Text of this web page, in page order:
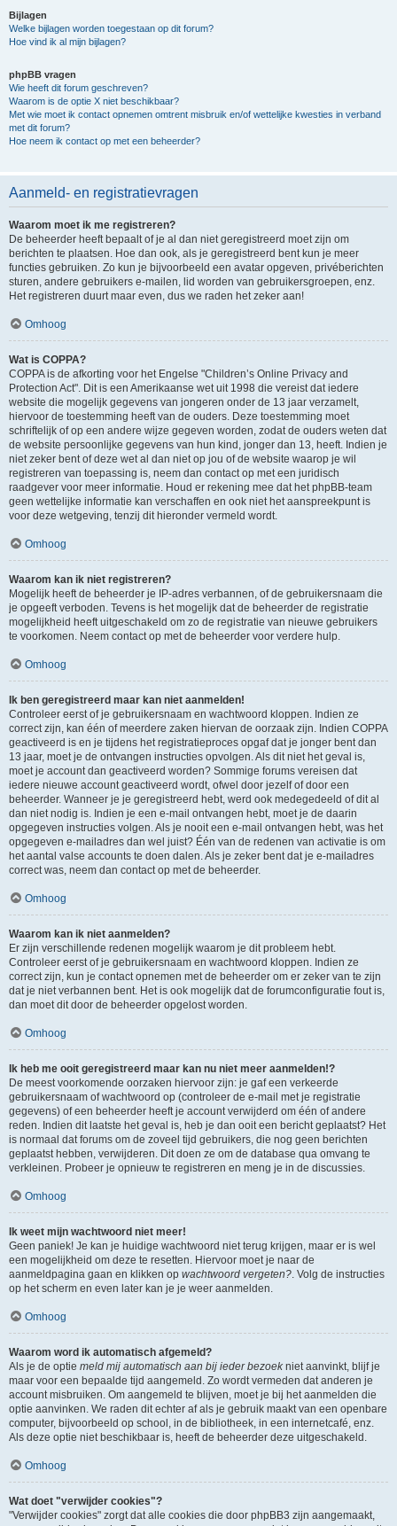
Bijlagen
Welke bijlagen worden toegestaan op dit forum?
Hoe vind ik al mijn bijlagen?
phpBB vragen
Wie heeft dit forum geschreven?
Waarom is de optie X niet beschikbaar?
Met wie moet ik contact opnemen omtrent misbruik en/of wettelijke kwesties in verband
met dit forum?
Hoe neem ik contact op met een beheerder?
Aanmeld- en registratievragen
Waarom moet ik me registreren?
De beheerder heeft bepaalt of je al dan niet geregistreerd moet zijn om
berichten te plaatsen. Hoe dan ook, als je geregistreerd bent kun je meer
functies gebruiken. Zo kun je bijvoorbeeld een avatar opgeven, privéberichten
sturen, andere gebruikers e-mailen, lid worden van gebruikersgroepen, enz.
Het registreren duurt maar even, dus we raden het zeker aan!
Omhoog
Wat is COPPA?
COPPA is de afkorting voor het Engelse "Children’s Online Privacy and
Protection Act". Dit is een Amerikaanse wet uit 1998 die vereist dat iedere
website die mogelijk gegevens van jongeren onder de 13 jaar verzamelt,
hiervoor de toestemming heeft van de ouders. Deze toestemming moet
schriftelijk of op een andere wijze gegeven worden, zodat de ouders weten dat
de website persoonlijke gegevens van hun kind, jonger dan 13, heeft. Indien je
niet zeker bent of deze wet al dan niet op jou of de website waarop je wil
registreren van toepassing is, neem dan contact op met een juridisch
raadgever voor meer informatie. Houd er rekening mee dat het phpBB-team
geen wettelijke informatie kan verschaffen en ook niet het aanspreekpunt is
voor deze wetgeving, tenzij dit hieronder vermeld wordt.
Omhoog
Waarom kan ik niet registreren?
Mogelijk heeft de beheerder je IP-adres verbannen, of de gebruikersnaam die
je opgeeft verboden. Tevens is het mogelijk dat de beheerder de registratie
mogelijkheid heeft uitgeschakeld om zo de registratie van nieuwe gebruikers
te voorkomen. Neem contact op met de beheerder voor verdere hulp.
Omhoog
Ik ben geregistreerd maar kan niet aanmelden!
Controleer eerst of je gebruikersnaam en wachtwoord kloppen. Indien ze
correct zijn, kan één of meerdere zaken hiervan de oorzaak zijn. Indien COPPA
geactiveerd is en je tijdens het registratieproces opgaf dat je jonger bent dan
13 jaar, moet je de ontvangen instructies opvolgen. Als dit niet het geval is,
moet je account dan geactiveerd worden? Sommige forums vereisen dat
iedere nieuwe account geactiveerd wordt, ofwel door jezelf of door een
beheerder. Wanneer je je geregistreerd hebt, werd ook medegedeeld of dit al
dan niet nodig is. Indien je een e-mail ontvangen hebt, moet je de daarin
opgegeven instructies volgen. Als je nooit een e-mail ontvangen hebt, was het
opgegeven e-mailadres dan wel juist? Één van de redenen van activatie is om
het aantal valse accounts te doen dalen. Als je zeker bent dat je e-mailadres
correct was, neem dan contact op met de beheerder.
Omhoog
Waarom kan ik niet aanmelden?
Er zijn verschillende redenen mogelijk waarom je dit probleem hebt.
Controleer eerst of je gebruikersnaam en wachtwoord kloppen. Indien ze
correct zijn, kun je contact opnemen met de beheerder om er zeker van te zijn
dat je niet verbannen bent. Het is ook mogelijk dat de forumconfiguratie fout is,
dan moet dit door de beheerder opgelost worden.
Omhoog
Ik heb me ooit geregistreerd maar kan nu niet meer aanmelden!?
De meest voorkomende oorzaken hiervoor zijn: je gaf een verkeerde
gebruikersnaam of wachtwoord op (controleer de e-mail met je registratie
gegevens) of een beheerder heeft je account verwijderd om één of andere
reden. Indien dit laatste het geval is, heb je dan ooit een bericht geplaatst? Het
is normaal dat forums om de zoveel tijd gebruikers, die nog geen berichten
geplaatst hebben, verwijderen. Dit doen ze om de database qua omvang te
verkleinen. Probeer je opnieuw te registreren en meng je in de discussies.
Omhoog
Ik weet mijn wachtwoord niet meer!
Geen paniek! Je kan je huidige wachtwoord niet terug krijgen, maar er is wel
een mogelijkheid om deze te resetten. Hiervoor moet je naar de
aanmeldpagina gaan en klikken op wachtwoord vergeten?. Volg de instructies
op het scherm en even later kan je je weer aanmelden.
Omhoog
Waarom word ik automatisch afgemeld?
Als je de optie meld mij automatisch aan bij ieder bezoekniet aanvinkt, blijf je
maar voor een bepaalde tijd aangemeld. Zo wordt vermeden dat anderen je
account misbruiken. Om aangemeld te blijven, moet je bij het aanmelden die
optie aanvinken. We raden dit echter af als je gebruik maakt van een openbare
computer, bijvoorbeeld op school, in de bibliotheek, in een internetcafé, enz.
Als deze optie niet beschikbaar is, heeft de beheerder deze uitgeschakeld.
Omhoog
Wat doet "verwijder cookies"?
"Verwijder cookies" zorgt dat alle cookies die door phpBB3 zijn aangemaakt,